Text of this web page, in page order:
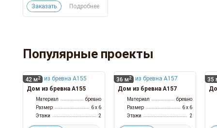
Заказать Подробнее
Популярные проекты
42 м 2
Дом из бревна А155
Материал
бревно
Размер
6 x 6
Этажи
2
36 м 2
Дом из бревна А157
Материал
бревно
Размер
6 x 6
Этажи
2
35